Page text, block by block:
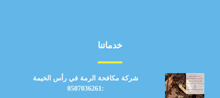
خدماتنا
شركة مكافحة الرمة في رأس الخيمة
:0507036261